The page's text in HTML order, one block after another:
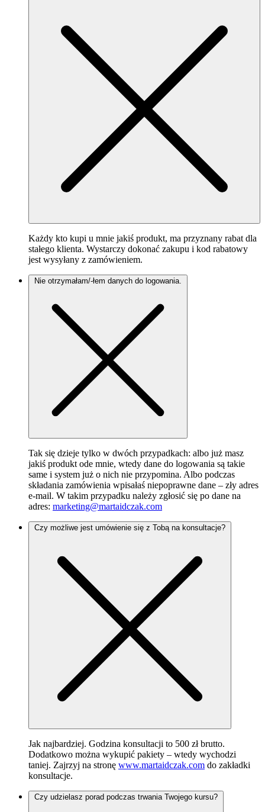
Każdy kto kupi u mnie jakiś produkt, ma przyznany rabat dla
stałego klienta. Wystarczy dokonać zakupu i kod rabatowy
jest wysyłany z zamówieniem.
Nie otrzymałam/-łem danych do logowania.
Tak się dzieje tylko w dwóch przypadkach: albo już masz
jakiś produkt ode mnie, wtedy dane do logowania są takie
same i system już o nich nie przypomina. Albo podczas
składania zamówienia wpisałaś niepoprawne dane – zły adres
e-mail. W takim przypadku należy zgłosić się po dane na
adres: marketing@martaidczak.com
Czy możliwe jest umówienie się z Tobą na konsultacje?
Jak najbardziej. Godzina konsultacji to 500 zł brutto.
Dodatkowo można wykupić pakiety – wtedy wychodzi
taniej. Zajrzyj na stronę www.martaidczak.com do zakładki
konsultacje.
Czy udzielasz porad podczas trwania Twojego kursu?